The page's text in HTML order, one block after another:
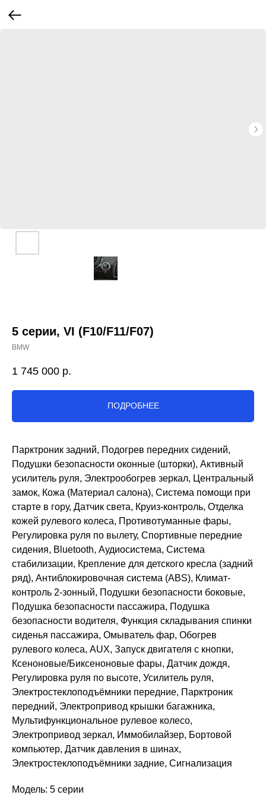
5 серии, VI (F10/F11/F07)
BMW
1 745 000 р.
ПОДРОБНЕЕ
Парктроник задний, Подогрев передних сидений,
Подушки безопасности оконные (шторки), Активный
усилитель руля, Электрообогрев зеркал, Центральный
замок, Кожа (Материал салона), Система помощи при
старте в гору, Датчик света, Круиз-контроль, Отделка
кожей рулевого колеса, Противотуманные фары,
Регулировка руля по вылету, Спортивные передние
сидения, Bluetooth, Аудиосистема, Система
стабилизации, Крепление для детского кресла (задний
ряд), Антиблокировочная система (ABS), Климат-
контроль 2-зонный, Подушки безопасности боковые,
Подушка безопасности пассажира, Подушка
безопасности водителя, Функция складывания спинки
сиденья пассажира, Омыватель фар, Обогрев
рулевого колеса, AUX, Запуск двигателя с кнопки,
Ксеноновые/Биксеноновые фары, Датчик дождя,
Регулировка руля по высоте, Усилитель руля,
Электростеклоподъёмники передние, Парктроник
передний, Электропривод крышки багажника,
Мультифункциональное рулевое колесо,
Электропривод зеркал, Иммобилайзер, Бортовой
компьютер, Датчик давления в шинах,
Электростеклоподъёмники задние, Сигнализация
Модель: 5 серии